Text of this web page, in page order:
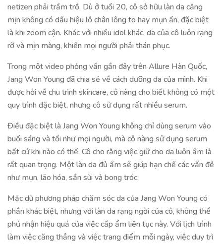
netizen phải trầm trồ. Dù ở tuổi 20, cô sở hữu làn da căng
mịn không có dấu hiệu lỗ chân lông to hay mụn ẩn, đặc biệt
là khi zoom cận. Khác với nhiều idol khác, da của cô luôn rạng
rỡ và mịn màng, khiến mọi người phải thán phục.
Trong một video phỏng vấn gần đây trên Allure Hàn Quốc,
Jang Won Young đã chia sẻ về cách dưỡng da của mình. Khi
được hỏi về chu trình skincare, cô nàng cho biết không có một
quy trình đặc biệt, nhưng cô sử dụng rất nhiều serum.
Điều đặc biệt là Jang Won Young không chỉ dùng serum vào
buổi sáng và tối như mọi người, mà cô nàng sử dụng serum
bất cứ khi nào có thể. Cô cho rằng việc giữ cho da luôn ẩm là
rất quan trọng. Một làn da đủ ẩm sẽ giúp hạn chế các vấn đề
như mụn, lão hóa, sần sùi và bong tróc.
Mặc dù phương pháp chăm sóc da của Jang Won Young có
phần khác biệt, nhưng với làn da rạng ngời của cô, không thể
phủ nhận hiệu quả của việc cấp ẩm liên tục này. Với lịch trình
làm việc căng thẳng và việc trang điểm mỗi ngày, việc duy trì